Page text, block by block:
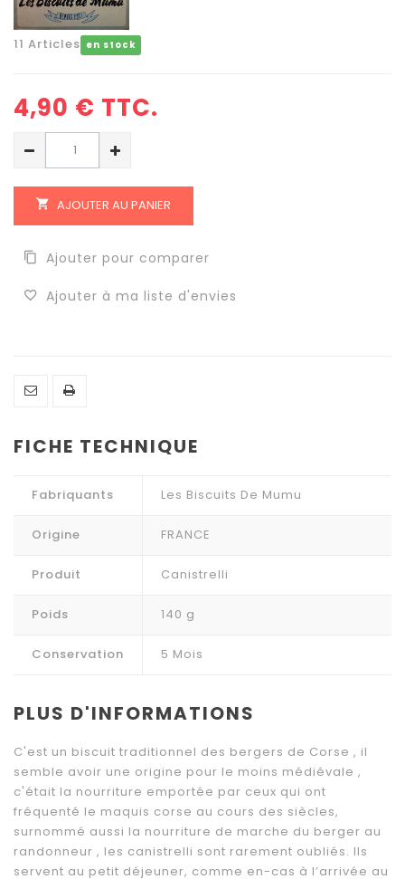
11 Articles en stock
4,90 € TTC.
AJOUTER AU PANIER
Ajouter pour comparer
Ajouter à ma liste d'envies
FICHE TECHNIQUE
Fabriquants Les Biscuits De Mumu
Origine FRANCE
Produit Canistrelli
Poids 140 g
Conservation 5 Mois
PLUS D'INFORMATIONS
C'est un biscuit traditionnel des bergers de Corse , il
semble avoir une origine pour le moins médiévale ,
c'était la nourriture emportée par ceux qui ont
fréquenté le maquis corse au cours des siècles,
surnommé aussi la nourriture de marche du berger au
randonneur , les canistrelli sont rarement oubliés. Ils
servent au petit déjeuner, comme en-cas à l’arrivée au